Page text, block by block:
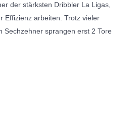
der stärksten Dribbler La Ligas,
Effizienz arbeiten. Trotz vieler
Sechzehner sprangen erst 2 Tore